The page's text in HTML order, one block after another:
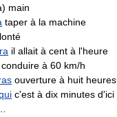
main
taper à la machine
il allait à cent à l'heure
conduire à 60 km/h
ouverture à huit heures
c'est à dix minutes d'ici